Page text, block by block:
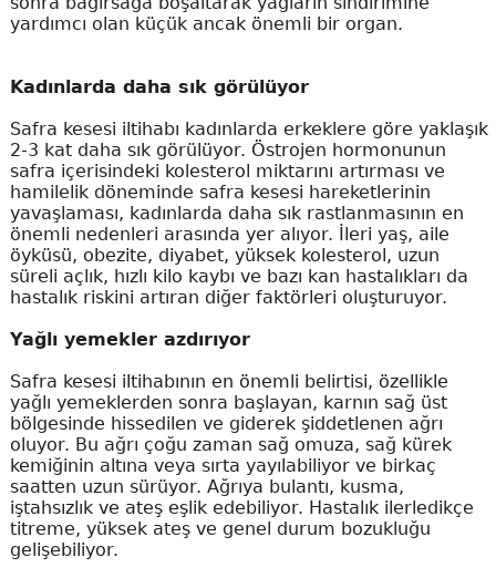
yardımcı olan küçük ancak önemli bir organ.
Kadınlarda daha sık görülüyor
Safra kesesi iltihabı kadınlarda erkeklere göre yaklaşık
2-3 kat daha sık görülüyor. Östrojen hormonunun
safra içerisindeki kolesterol miktarını artırması ve
hamilelik döneminde safra kesesi hareketlerinin
yavaşlaması, kadınlarda daha sık rastlanmasının en
önemli nedenleri arasında yer alıyor. İleri yaş, aile
öyküsü, obezite, diyabet, yüksek kolesterol, uzun
süreli açlık, hızlı kilo kaybı ve bazı kan hastalıkları da
hastalık riskini artıran diğer faktörleri oluşturuyor.
Yağlı yemekler azdırıyor
Safra kesesi iltihabının en önemli belirtisi, özellikle
yağlı yemeklerden sonra başlayan, karnın sağ üst
bölgesinde hissedilen ve giderek şiddetlenen ağrı
oluyor. Bu ağrı çoğu zaman sağ omuza, sağ kürek
kemiğinin altına veya sırta yayılabiliyor ve birkaç
saatten uzun sürüyor. Ağrıya bulantı, kusma,
iştahsızlık ve ateş eşlik edebiliyor. Hastalık ilerledikçe
titreme, yüksek ateş ve genel durum bozukluğu
gelişebiliyor.